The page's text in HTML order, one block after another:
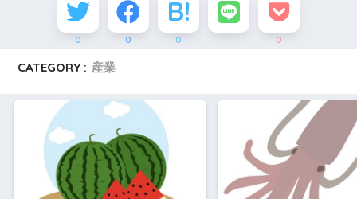
0 0 0 0
CATEGORY : 産業